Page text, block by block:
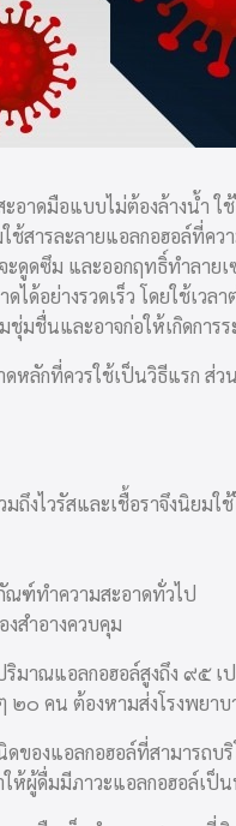
าดมือแบบไม่ต้องล้างน้ำ ใ
ารละลายแอลกอฮอล์ที่คว
ดูดซึม และออกฤทธิ์ทำลาย
ด้อย่างรวดเร็ว โดยใช้เว
มชื่นและอาจก่อให้เกิดการ
หลักที่ควรใช้เป็นวิธีแรก ส่ว
ถึงไวรัสและเชื้อราจึงนิยม
ณฑ์ทำความสะอาดทั่วไป
สำอางควบคุม
าณแอลกอฮอล์สูงถึง ๙๕ เ
๐ คน ต้องหามส่งโรงพยา
ของแอลกอฮอล์ที่สามารถ
ห้ผู้ดื่มมีภาวะแอลกอฮอล์เป็